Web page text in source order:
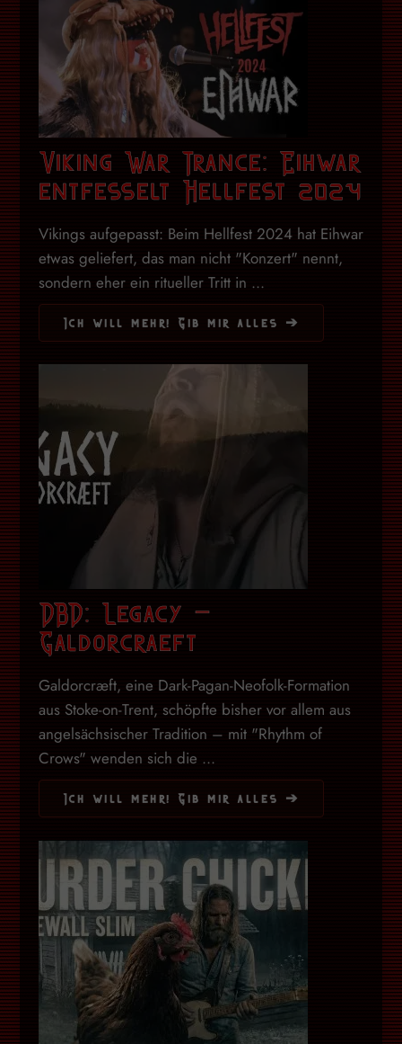
Viking War Trance: Eihwar
entfesselt Hellfest 2024
Vikings aufgepasst: Beim Hellfest 2024 hat Eihwar
etwas geliefert, das man nicht "Konzert" nennt,
sondern eher ein ritueller Tritt in ...
Ich will mehr! Gib mir alles ➔
DBD: Legacy –
Galdorcraeft
Galdorcræft, eine Dark-Pagan-Neofolk-Formation
aus Stoke-on-Trent, schöpfte bisher vor allem aus
angelsächsischer Tradition – mit "Rhythm of
Crows" wenden sich die ...
Ich will mehr! Gib mir alles ➔